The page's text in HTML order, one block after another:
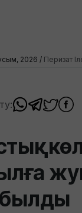
2026 / Перизат